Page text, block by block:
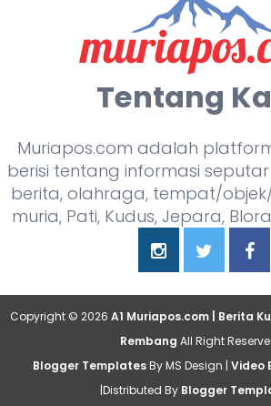
Tentang
Muriapos.com adalah
berisi tentang informasi
berita, olahraga, tempat/
muria, Pati, Kudus, Jepara,
Copyright © 2026 A1 Muriapos.com | Berita
Rembang All Right
Blogger TemplatesBy MS Design | Video
|Distributed By Blogger